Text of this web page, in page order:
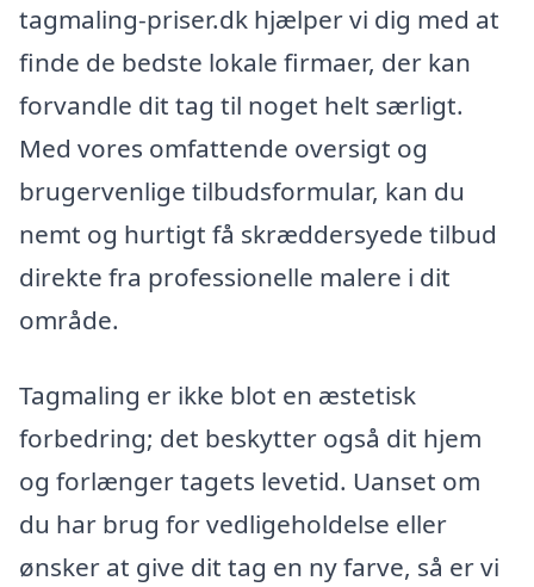
tagmaling-priser.dk hjælper vi dig med at
finde de bedste lokale firmaer, der kan
forvandle dit tag til noget helt særligt.
Med vores omfattende oversigt og
brugervenlige tilbudsformular, kan du
nemt og hurtigt få skræddersyede tilbud
direkte fra professionelle malere i dit
område.
Tagmaling er ikke blot en æstetisk
forbedring; det beskytter også dit hjem
og forlænger tagets levetid. Uanset om
du har brug for vedligeholdelse eller
ønsker at give dit tag en ny farve, så er vi